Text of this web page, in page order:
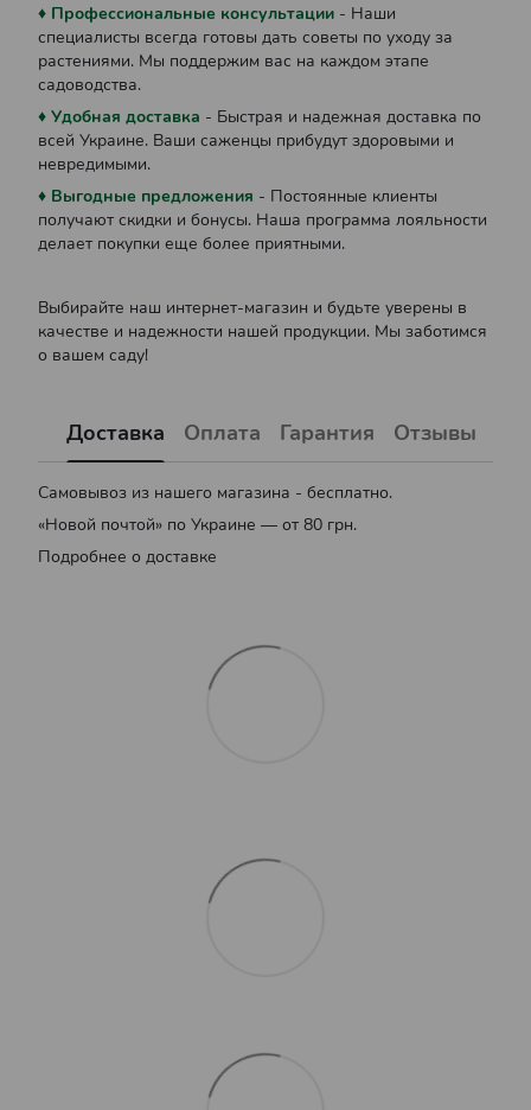
♦ Профессиональные консультации - Наши
специалисты всегда готовы дать советы по уходу за
растениями. Мы поддержим вас на каждом этапе
садоводства.
♦ Удобная доставка - Быстрая и надежная доставка по
всей Украине. Ваши саженцы прибудут здоровыми и
невредимыми.
♦ Выгодные предложения - Постоянные клиенты
получают скидки и бонусы. Наша программа лояльности
делает покупки еще более приятными.
Выбирайте наш интернет-магазин и будьте уверены в
качестве и надежности нашей продукции. Мы заботимся
о вашем саду!
Доставка Оплата Гарантия Отзывы
Самовывоз из нашего магазина - бесплатно.
«Новой почтой» по Украине — от 80 грн.
Подробнее о доставке